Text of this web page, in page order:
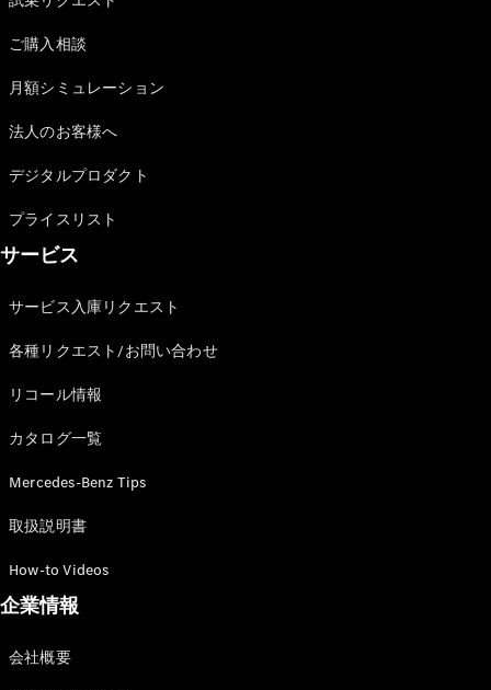
ご購入相談
月額シミュレーション
法人のお客様へ
デジタルプロダクト
プライスリスト
サービス
サービス入庫リクエスト
各種リクエスト/お問い合わせ
リコール情報
カタログ一覧
Mercedes-Benz Tips
取扱説明書
How-to Videos
企業情報
会社概要